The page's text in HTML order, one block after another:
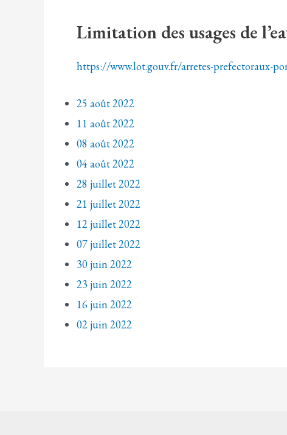
Limitation des usages de
https://www.lot.gouv.fr/arretes-prefectoraux-
25 août 2022
11 août 2022
08 août 2022
04 août 2022
28 juillet 2022
21 juillet 2022
12 juillet 2022
07 juillet 2022
30 juin 2022
23 juin 2022
16 juin 2022
02 juin 2022